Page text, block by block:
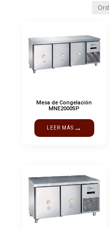
Mesa de Congelación
MNE2000SP
LEER MÁS →